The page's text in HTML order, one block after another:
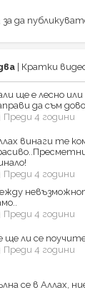
, за да
| Кратки
ще е лесно
да съм
Преди 4 години
винаги те
Преди 4 години
Преди 4 години
ще ли се
Преди 4 години
се в Аллах,